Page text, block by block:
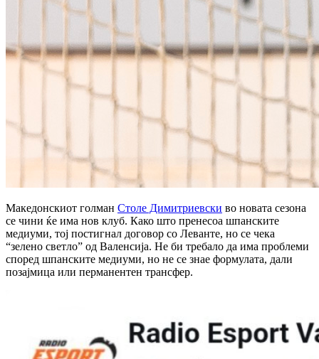
Македонскиот голман Столе Димитриевски во новата сезона
се чини ќе има нов клуб. Како што пренесоа шпанските
медиуми, тој постигнал договор со Леванте, но се чека
“зелено светло” од Валенсија. Не би требало да има проблеми
според шпанските медиуми, но не се знае формулата, дали
позајмица или перманентен трансфер.